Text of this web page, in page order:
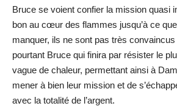
Bruce se voient confier la mission quasi
bon au cœur des flammes jusqu’à ce
manquer, ils ne sont pas très convaincus
pourtant Bruce qui finira par résister le
vague de chaleur, permettant ainsi à
mener à bien leur mission et de
avec la totalité de l’argent.